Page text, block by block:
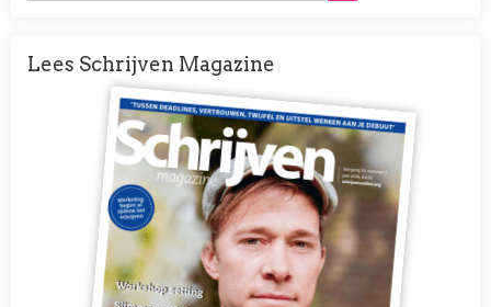
Lees Schrijven Magazine
Afbeelding